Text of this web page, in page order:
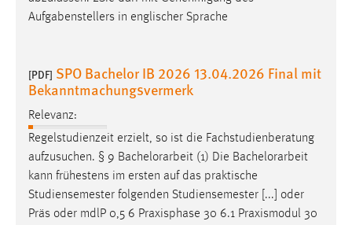
Aufgabenstellers in englischer Sprache
[PDF] SPO Bachelor IB 2026 13.04.2026 Final mit
Bekanntmachungsvermerk
Relevanz:
Regelstudienzeit erzielt, so ist die Fachstudienberatung
aufzusuchen. § 9 Bachelorarbeit (1) Die Bachelorarbeit
kann frühestens im ersten auf das praktische
Studiensemester folgenden Studiensemester [...] oder
Präs oder mdlP 0,5 6 Praxisphase 30 6.1 Praxismodul 30
Cookie Laufzeit:
MibewSessionID, mibew-chat-frame-style-
Name:
fe_user, be_user, be_lastLoginProvider
Zweck:
Dieser Cookie ist notwendig um sich an der Website
einloggen zu können.